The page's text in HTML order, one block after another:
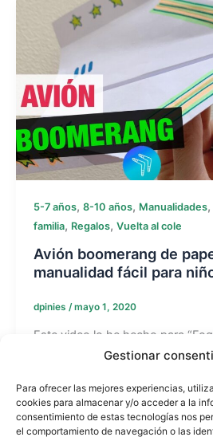
Gestionar
Para ofrecer las mejores experiencias,
cookies para almacenar y/o acceder a la
consentimiento de estas tecnologías nos
el comportamiento de navegación o las
5-7 años, 8-10 años, Manualidades,
familia, Regalos, Vuelta al cole
Avión boomerang de
manualidad fácil para
dpinies /mayo 1, 2020
Este video lo he hecho para
muy linda del Campamento La
necesario utilizar una hoja de
Ten en cuenta que la forma en
es importante, por lo que si lo